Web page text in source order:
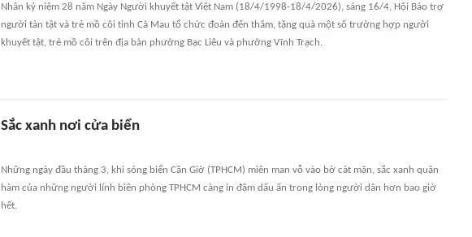
Nhân kỷ niệm 28 năm Ngày Người khuyết tật Việt Nam (18/4/1998-18/4/2026), sáng 16/4, Hội Bảo trợ
người tàn tật và trẻ mồ côi tỉnh Cà Mau tổ chức đoàn đến thăm, tặng quà một số trường hợp người
khuyết tật, trẻ mồ côi trên địa bàn phường Bạc Liêu và phường Vĩnh Trạch.
Sắc xanh nơi cửa biển
Những ngày đầu tháng 3, khi sóng biển Cần Giờ (TPHCM) miên man vỗ vào bờ cát mặn, sắc xanh quân
hàm của những người lính biên phòng TPHCM càng in đậm dấu ấn trong lòng người dân hơn bao giờ
hết.